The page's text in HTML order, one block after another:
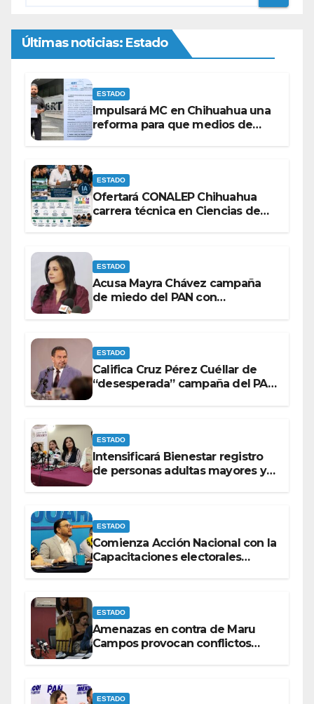
Últimas noticias: Estado
ESTADO
Impulsará MC en Chihuahua una
reforma para que medios de
ESTADO
Ofertará CONALEP Chihuahua
carrera técnica en Ciencias de
ESTADO
Acusa Mayra Chávez campaña
de miedo del PAN con
ESTADO
Califica Cruz Pérez Cuéllar de
“desesperada” campaña del PAN
ESTADO
Intensificará Bienestar registro
de personas adultas mayores y
ESTADO
Comienza Acción Nacional con la
Capacitaciones electorales
ESTADO
Amenazas en contra de Maru
Campos provocan conflictos
ESTADO